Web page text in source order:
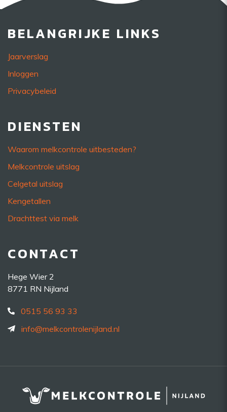
BELANGRIJKE LINKS
Jaarverslag
Inloggen
Privacybeleid
DIENSTEN
Waarom melkcontrole uitbesteden?
Melkcontrole uitslag
Celgetal uitslag
Kengetallen
Drachttest via melk
CONTACT
Hege Wier 2
8771 RN Nijland
0515 56 93 33
info@melkcontrolenijland.nl